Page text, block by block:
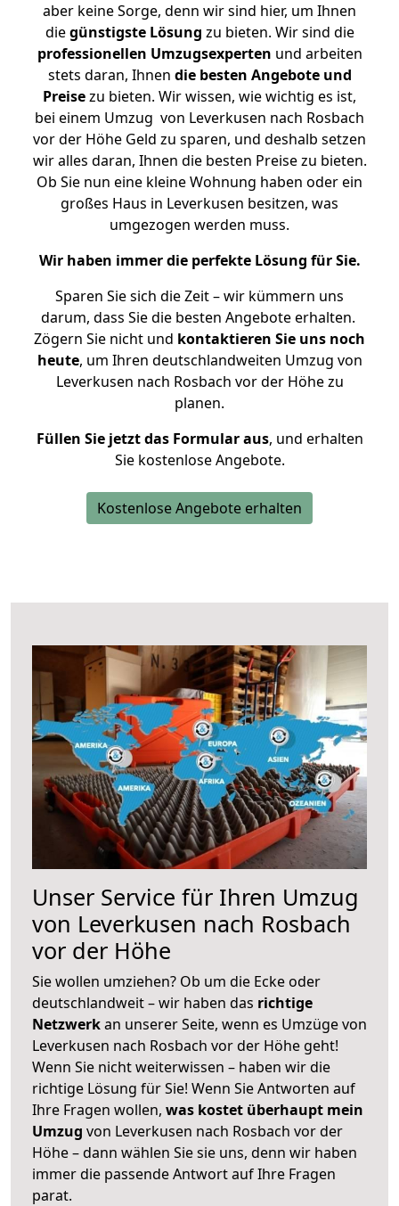
aber keine Sorge, denn wir sind hier, um Ihnen
diegünstigste Lösung zu bieten. Wir sind die
professionellen Umzugsexperten und arbeiten
stets daran, Ihnen die besten Angebote und
Preisezu bieten. Wir wissen, wie wichtig es ist,
bei einem Umzug von Leverkusen nach Rosbach
vor der Höhe Geld zu sparen, und deshalb setzen
wir alles daran, Ihnen die besten Preise zu bieten.
Ob Sie nun eine kleine Wohnung haben oder ein
großes Haus in Leverkusen besitzen, was
umgezogen werden muss.
Wir haben immer die perfekte Lösung für Sie.
Sparen Sie sich die Zeit – wir kümmern uns
darum, dass Sie die besten Angebote erhalten.
Zögern Sie nicht und kontaktieren Sie uns noch
heute, um Ihren deutschlandweiten Umzug von
Leverkusen nach Rosbach vor der Höhe zu
planen.
Füllen Sie jetzt das Formular aus, und erhalten
Sie kostenlose Angebote.
Kostenlose Angebote erhalten
Unser Service für Ihren Umzug
von Leverkusen nach Rosbach
vor der Höhe
Sie wollen umziehen? Ob um die Ecke oder
deutschlandweit – wir haben das richtige
Netzwerkan unserer Seite, wenn es Umzüge von
Leverkusen nach Rosbach vor der Höhe geht!
Wenn Sie nicht weiterwissen – haben wir die
richtige Lösung für Sie! Wenn Sie Antworten auf
Ihre Fragen wollen, was kostet überhaupt mein
Umzug von Leverkusen nach Rosbach vor der
Höhe – dann wählen Sie sie uns, denn wir haben
immer die passende Antwort auf Ihre Fragen
parat.